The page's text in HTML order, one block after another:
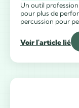
Un outil
pour plus de
percussion pour
Voir l'article lié